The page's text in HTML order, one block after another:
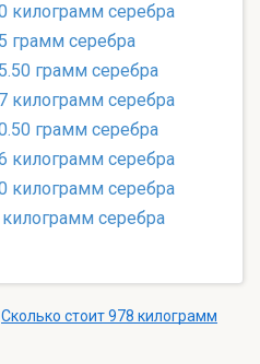
килограмм серебра
грамм серебра
грамм серебра
килограмм серебра
грамм серебра
килограмм серебра
килограмм серебра
серебра
Сколько стоит 978 килограмм